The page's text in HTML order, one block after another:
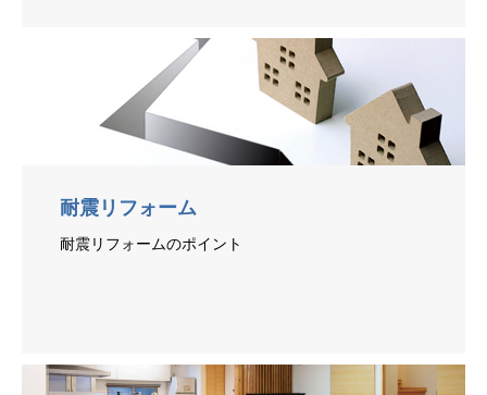
耐震リフォーム
耐震リフォームのポイント